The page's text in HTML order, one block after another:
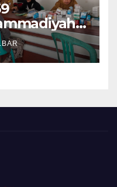
Dua Tim,
Dampingi
Lansia